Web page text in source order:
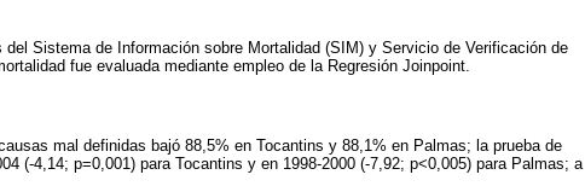
Sistema de Información sobre Mortalidad (SIM) y Servicio de Verificación de
fue evaluada mediante empleo de la Regresión Joinpoint.
mal definidas bajó 88,5% en Tocantins y 88,1% en Palmas; la prueba de
(-4,14; p=0,001) para Tocantins y en 1998-2000 (-7,92; p<0,005) para Palmas; a